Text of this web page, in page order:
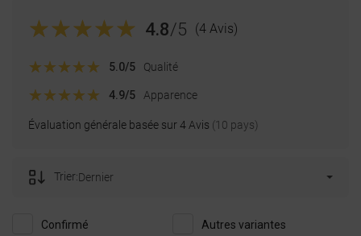
4.8/5 (4 Avis)
Évaluation générale basée sur 4 Avis (10 pays)
5.0/5 Qualité
4.9/5 Apparence
Confirmé Autres variantes
Trier:Dernier